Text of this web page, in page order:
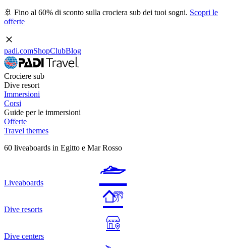
🚢 Fino al 60% di sconto sulla crociera sub dei tuoi sogni. Scopri le
offerte
padi.comShopClubBlog
Crociere sub
Dive resort
Immersioni
Corsi
Guide per le immersioni
Offerte
Travel themes
60 liveaboards in Egitto e Mar Rosso
Liveaboards
Dive resorts
Dive centers